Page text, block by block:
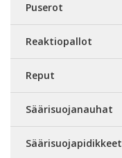
Puserot
Reaktiopallot
Reput
Säärisuojanauhat
Säärisuojapidikkeet